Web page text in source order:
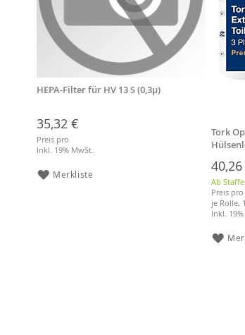
HEPA-Filter für HV 13 S (0,3µ)
35,32 €
Preis pro
Inkl. 19% MwSt.
Merkliste
Tork
Ab
Preis pro
je Rolle,
Inkl.